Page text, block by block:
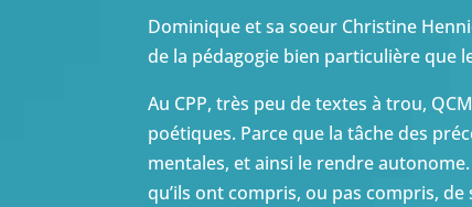
Dominique et sa soeur Christine
de la pédagogie bien particulière que
Au CPP, très peu de textes à trou,
poétiques. Parce que la tâche des
mentales, et ainsi le rendre autonome.
qu’ils ont compris, ou pas compris,